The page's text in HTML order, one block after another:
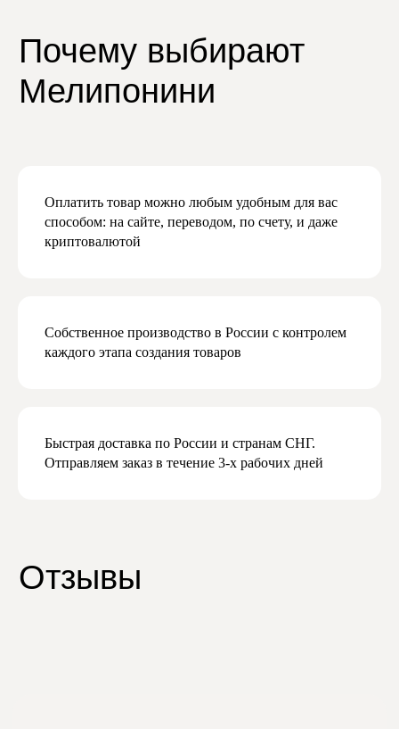
Оплатить товар можно любым удобным для вас
способом: на сайте, переводом, по счету, и даже
криптовалютой
Собственное производство в России с контролем
каждого этапа создания товаров
Быстрая доставка по России и странам СНГ.
Отправляем заказ в течение 3-х рабочих дней
Отзывы
Мы будем присылать вам действительно
важную и актуальную информацию,
и обещаем не спамить
на нашу рассылку
и узнавайте первыми
Даю согласие на обработку персональных
данных в соответствии сполитикой